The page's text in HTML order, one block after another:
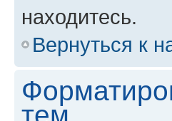
находитесь.
Вернуться к